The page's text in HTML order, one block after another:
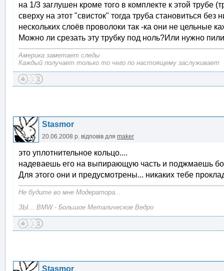
на 1/3 заглушен кроме того в комплекте к этой трубе
сверху на этот "свисток" тогда труба становиться
нескольких слоёв проволоки так -ка они не цельные
Можно ли срезать эту трубку под ноль?Или нужно
Америка заметает следы
Каждый получает только то чего по настоящему заслуживает
Stasmor
20.06.2008 р. відповів для maker
это уплотнительное кольцо....
надеваешь его на выпирающую часть и поджмаешь
Для этого они и предусмотрены... никаких тебе
Не будите во мне Модератора...
ЗЫ... BMW - Большое Металическое Ведро
Stasmor